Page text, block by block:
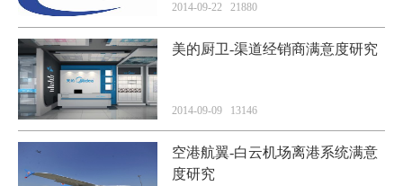
2014-09-22 21880
美的厨卫-渠道经销商满意度研究
2014-09-09 13146
空港航翼-白云机场离港系统满意
度研究